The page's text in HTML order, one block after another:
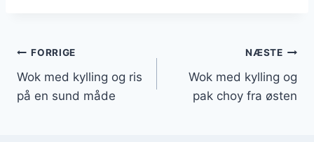
Indlægsnavigation
FORRIGE
Wok med kylling og ris
på en sund måde
NÆSTE
Wok med kylling og
pak choy fra østen